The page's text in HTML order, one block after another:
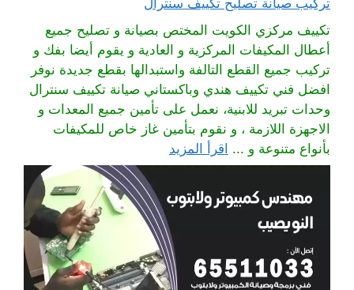
تركيب صيانة تصليح تكييف سنترال
تكييف مركزي الكويت المختص بصيانة و تصليح جميع
أعطال المكيفات المركزية و العادية و يقوم أيضا بفك و
تركيب جميع القطع التالفة واستبدالها بقطع جديدة نوفر
افضل فني تكييف هندي وباكستاني صيانة تكييف سنترال
وحدات تبريد للابنية، نعمل على تأمين جميع المعدات و
الاجهزة اللازمة ، و نقوم بتأمين غاز خاص للمكيفات
بأنواع متنوعة و ... اقرأ المزيد